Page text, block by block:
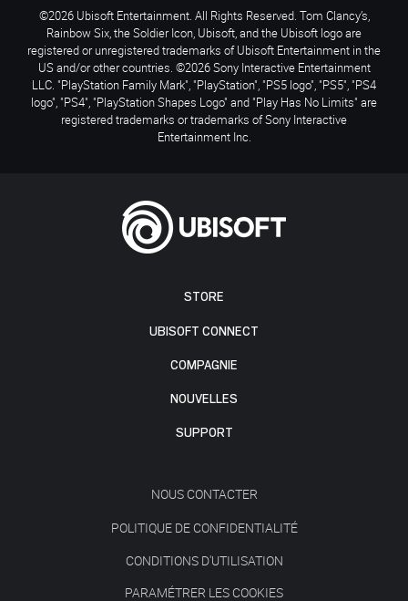
STORE
UBISOFT CONNECT
COMPAGNIE
NOUVELLES
SUPPORT
NOUS CONTACTER
POLITIQUE DE CONFIDENTIALITÉ
CONDITIONS D'UTILISATION
PARAMÉTRER LES COOKIES
©2026 Ubisoft Entertainment. All Rights Reserved. Tom Clancy’s,
Rainbow Six, the Soldier Icon, Ubisoft, and the Ubisoft logo are
registered or unregistered trademarks of Ubisoft Entertainment in the
US and/or other countries. ©2026 Sony Interactive Entertainment
LLC. "PlayStation Family Mark", "PlayStation", "PS5 logo", "PS5", "PS4
logo", "PS4", "PlayStation Shapes Logo" and "Play Has No Limits" are
registered trademarks or trademarks of Sony Interactive
Entertainment Inc.